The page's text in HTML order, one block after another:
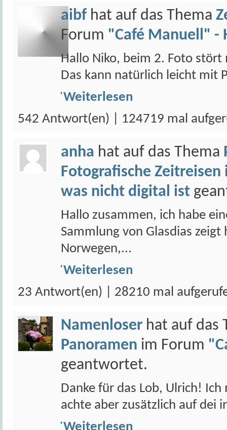
aibf hat auf das Thema
Forum "Café Manuell" -
Hallo Niko, beim 2. Foto stört
Das kann natürlich leicht mit
Weiterlesen
542 Antwort(en) | 124719 mal
anha hat auf das Thema
Fotografische
was nicht digital ist
Hallo zusammen, ich habe
Sammlung von Glasdias
Norwegen,...
Weiterlesen
23 Antwort(en) | 28210 mal
Namenloser hat auf das
Panoramen im Forum
geantwortet.
Danke für das Lob, Ulrich!
achte aber zusätzlich auf dei
Weiterlesen